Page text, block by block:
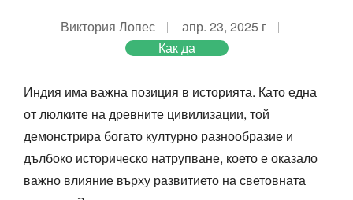
Виктория Лопес
апр. 23, 2025 г
Как да
Индия има важна позиция в историята. Като една
от люлките на древните цивилизации, той
демонстрира богато културно разнообразие и
дълбоко историческо натрупване, което е оказало
важно влияние върху развитието на световната